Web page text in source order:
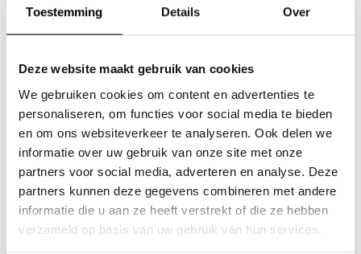
Toestemming Details Over
Deze website maakt gebruik van cookies
We gebruiken cookies om content en advertenties te
personaliseren, om functies voor social media te bieden
en om ons websiteverkeer te analyseren. Ook delen we
informatie over uw gebruik van onze site met onze
partners voor social media, adverteren en analyse. Deze
partners kunnen deze gegevens combineren met andere
informatie die u aan ze heeft verstrekt of die ze hebben
verzameld op basis van uw gebruik van hun services.
• Niet te combineren met andere kortingen of aanbiedingen.
sales@lacros.nlof bel(+31) 73 203 2487.